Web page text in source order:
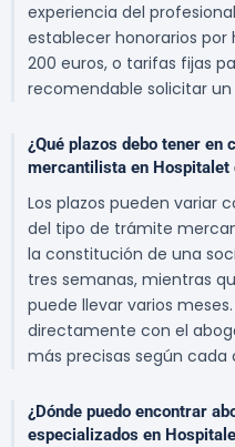
experiencia del
establecer honorarios por
200 euros, o tarifas fijas
recomendable solicitar
¿Qué plazos debo tener en
mercantilista en Hospitalet
Los plazos pueden variar
del tipo de trámite
la constitución de una
tres semanas, mientras
puede llevar varios
directamente con el
más precisas según cada
¿Dónde puedo encontrar
especializados en